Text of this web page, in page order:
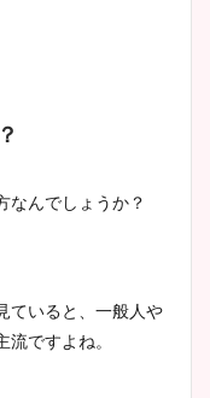
なんでしょうか？
ていると、一般人や
ですよね。